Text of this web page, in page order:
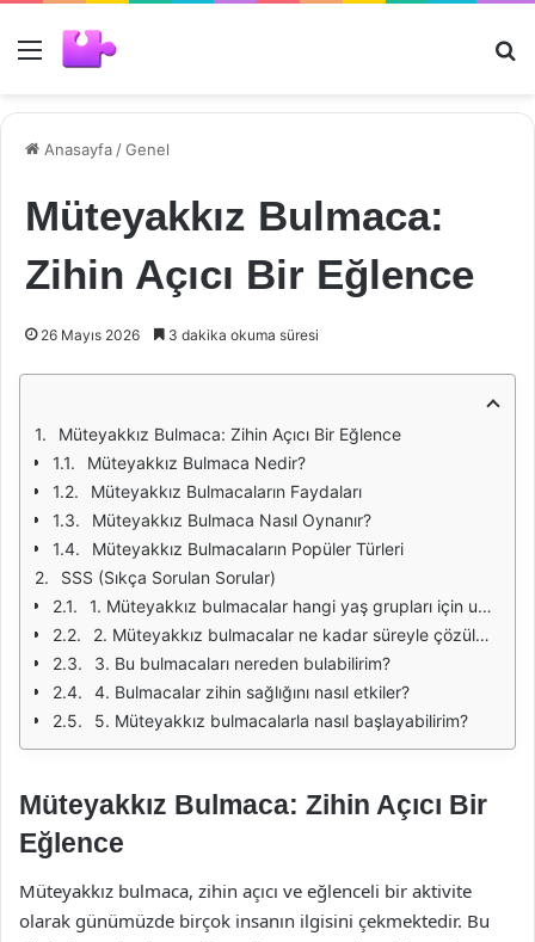
Menü
Anasayfa /Genel
Müteyakkız Bulmaca:
Zihin Açıcı Bir Eğlence
26 Mayıs 2026 3 dakika okuma süresi
Müteyakkız Bulmaca: Zihin Açıcı Bir Eğlence
Müteyakkız Bulmaca Nedir?
Müteyakkız Bulmacaların Faydaları
Müteyakkız Bulmaca Nasıl Oynanır?
Müteyakkız Bulmacaların Popüler Türleri
SSS (Sıkça Sorulan Sorular)
1. Müteyakkız bulmacalar hangi yaş grupları için uygundur?
2. Müteyakkız bulmacalar ne kadar süreyle çözülmelidir?
3. Bu bulmacaları nereden bulabilirim?
4. Bulmacalar zihin sağlığını nasıl etkiler?
5. Müteyakkız bulmacalarla nasıl başlayabilirim?
Müteyakkız Bulmaca: Zihin Açıcı Bir
Eğlence
Müteyakkız bulmaca, zihin açıcı ve eğlenceli bir aktivite
olarak günümüzde birçok insanın ilgisini çekmektedir. Bu